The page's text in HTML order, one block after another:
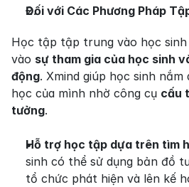
Đối với Các Phương Pháp
Học tập tập trung vào học
vào sự tham gia của học sinh
động. Xmind giúp học sinh nắm
học của mình nhờ công cụ cấu
tưởng.
Hỗ trợ học tập dựa trên tìm
sinh có thể sử dụng bản đồ
tổ chức phát hiện và lên kế